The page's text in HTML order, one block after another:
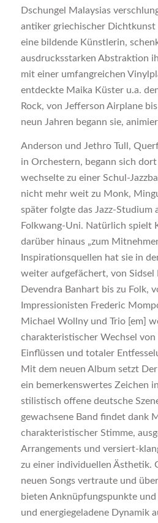
Dschungel Malaysias
antiker griechischer
eine bildende Künstlerin,
ausdrucksstarken Abstraktion
mit einer umfangreichen
entdeckte Maika Küster u.a.
Rock, von Jefferson Airplane
neun Jahren begann sie,
Anderson und Jethro Tull,
in Orchestern, begann sich
wechselte zu einer Schul-
nicht mehr weit zu Monk,
später folgte das Jazz-Studium
Folkwang-Uni. Natürlich spielt
darüber hinaus „zum
Inspirationsquellen hat sie in
weiter aufgefächert, von Sidsel
Devendra Banhart bis zu Folk,
Impressionisten Frederic
Michael Wollny und Trio [em]
charakteristischer Wechsel
Einflüssen und totaler
Mit dem neuen Album setzt
ein bemerkenswertes Zeichen
stilistisch offene deutsche
gewachsene Band findet dank
charakteristischer Stimme,
Arrangements und versiert-
zu einer individuellen Ästhetik.
neuen Songs vertraute und
bieten Anknüpfungspunkte
und energiegeladene Dynamik